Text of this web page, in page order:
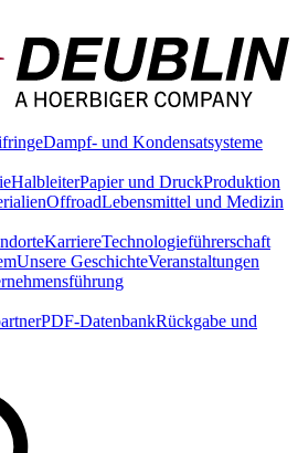
Dampf- und Kondensatsysteme
HalbleiterPapier und DruckProduktion
OffroadLebensmittel und Medizin
KarriereTechnologieführerschaft
Unsere GeschichteVeranstaltungen
PDF-DatenbankRückgabe und